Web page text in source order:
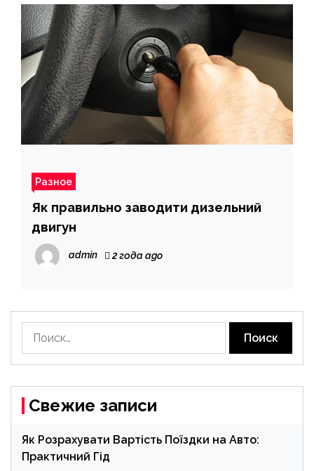
Разное
Як правильно заводити дизельний
двигун
admin 2 года ago
Свежие записи
Як Розрахувати Вартість Поїздки на Авто:
Практичний Гід